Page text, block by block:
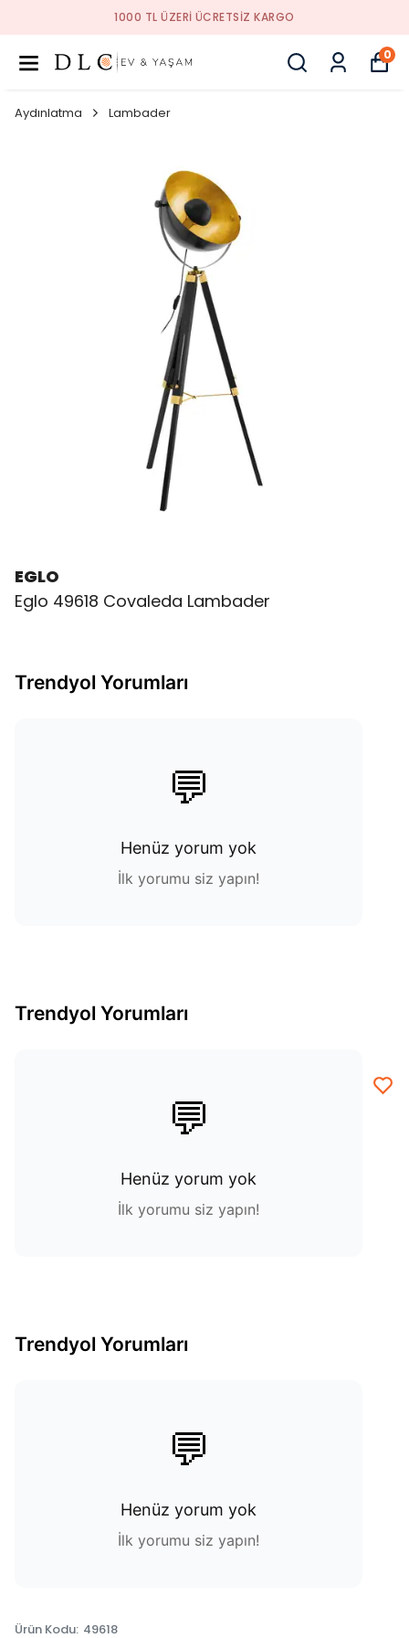
1000 TL ÜZERI ÜCRETSIZ KARGO
0
Aydınlatma Lambader
EGLO
Eglo 49618 Covaleda Lambader
Trendyol Yorumları
💬
Henüz yorum yok
İlk yorumu siz yapın!
Trendyol Yorumları
💬
Henüz yorum yok
İlk yorumu siz yapın!
Trendyol Yorumları
💬
Henüz yorum yok
İlk yorumu siz yapın!
Ürün Kodu: 49618